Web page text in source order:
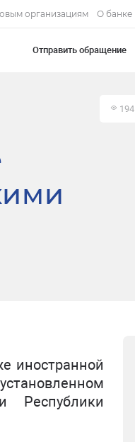
организациям О банке
Отправить обращение
194
иностранной
Республики